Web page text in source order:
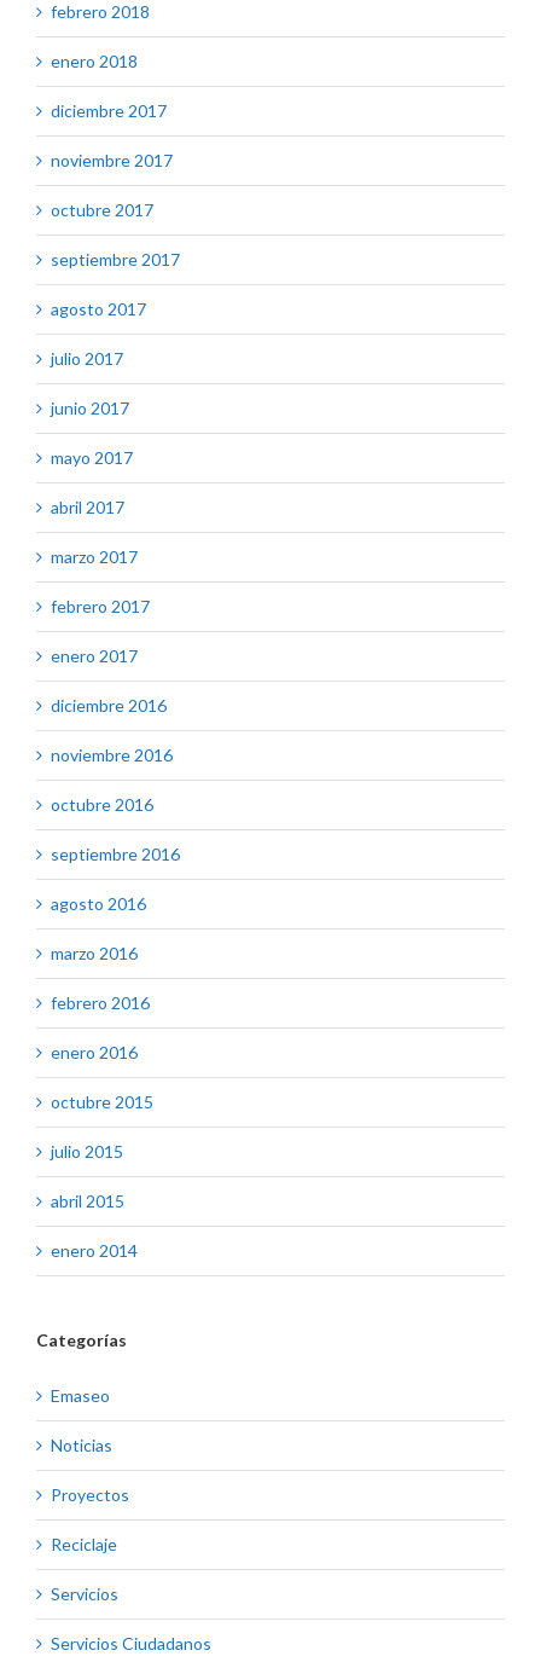
febrero 2018
enero 2018
diciembre 2017
noviembre 2017
octubre 2017
septiembre 2017
agosto 2017
julio 2017
junio 2017
mayo 2017
abril 2017
marzo 2017
febrero 2017
enero 2017
diciembre 2016
noviembre 2016
octubre 2016
septiembre 2016
agosto 2016
marzo 2016
febrero 2016
enero 2016
octubre 2015
julio 2015
abril 2015
enero 2014
Categorías
Emaseo
Noticias
Proyectos
Reciclaje
Servicios
Servicios Ciudadanos